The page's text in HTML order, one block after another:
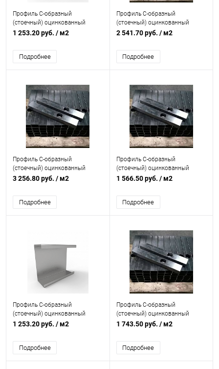
Профиль C-образный
(стоечный) оцинкованный
толщина 0,7мм
1 253.20 руб. / м2
Подробнее
Профиль C-образный
(стоечный) оцинкованный
толщина 2мм с отверстиями
2 541.70 руб. / м2
Подробнее
Профиль C-образный
(стоечный) оцинкованный
толщина 0,7мм с отверстиями
3 256.80 руб. / м2
Подробнее
Профиль C-образный
(стоечный) оцинкованный
толщина 1мм с отверстиями
1 566.50 руб. / м2
Подробнее
Профиль C-образный
(стоечный) оцинкованный
толщина 1мм
1 253.20 руб. / м2
Подробнее
Профиль C-образный
(стоечный) оцинкованный
толщина 1,2мм с отверстиями
1 743.50 руб. / м2
Подробнее